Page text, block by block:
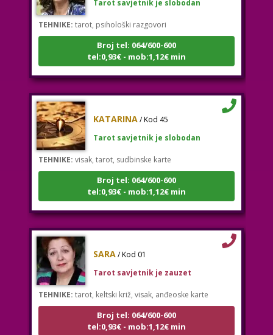
TEHNIKE:tarot, psihološki razgovori
Broj tel: 064/600-600
tel:0,93€ - mob:1,12€ min
Tarot savjetnik je slobodan
TEHNIKE:visak, tarot, sudbinske karte
Broj tel: 064/600-600
tel:0,93€ - mob:1,12€ min
Tarot savjetnik je zauzet
TEHNIKE: tarot, keltski križ, visak, anđeoske karte
Broj tel: 064/600-600
tel:0,93€ - mob:1,12€ min